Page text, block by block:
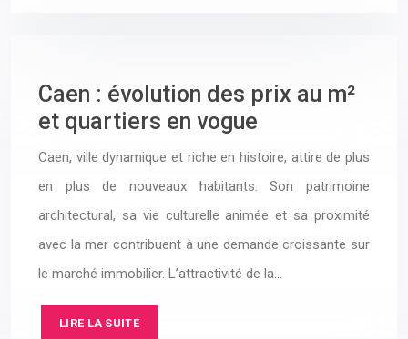
Caen : évolution des prix au m²
et quartiers en vogue
Caen, ville dynamique et riche en histoire, attire de plus
en plus de nouveaux habitants. Son patrimoine
architectural, sa vie culturelle animée et sa proximité
avec la mer contribuent à une demande croissante sur
le marché immobilier. L’attractivité de la…
LIRE LA SUITE